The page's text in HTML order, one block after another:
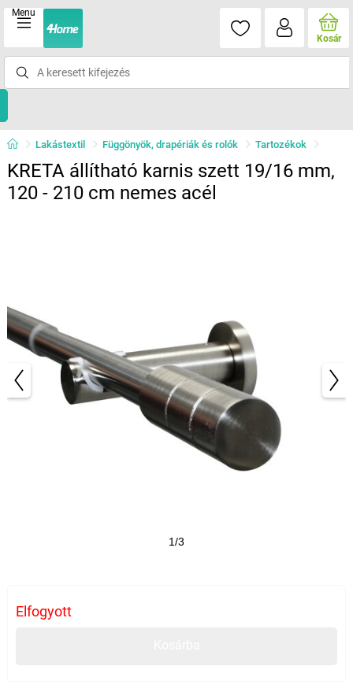
Menu
Kosár
Lakástextil Függönyök, drapériák és rolók Tartozékok
KRETA állítható karnis szett 19/16 mm,
120 - 210 cm nemes acél
1/3
Elfogyott